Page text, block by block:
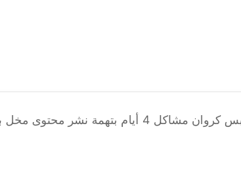
مشاكل 4 أيام بتهمة نشر محتوى مخل بالقيم المجتمعية